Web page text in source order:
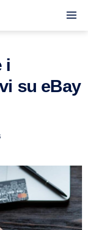
i
su eBay